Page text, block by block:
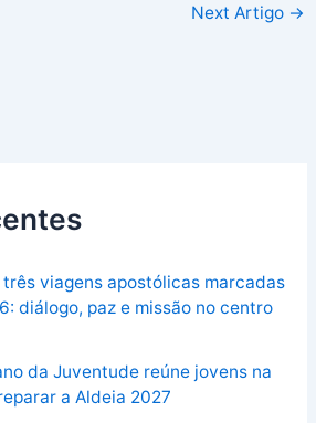
Next Artigo →
três viagens apostólicas marcadas
diálogo, paz e missão no centro
da Juventude reúne jovens na
a Aldeia 2027